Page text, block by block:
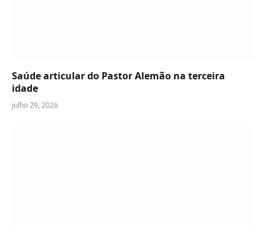
Saúde articular do Pastor Alemão na terceira
idade
julho 29, 2026